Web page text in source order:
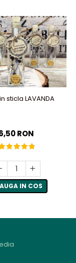
sticla LAVANDA
RON
IN COS